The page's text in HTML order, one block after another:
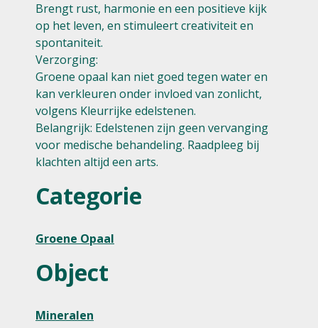
Brengt rust, harmonie en een positieve kijk
op het leven, en stimuleert creativiteit en
spontaniteit.
Verzorging:
Groene opaal kan niet goed tegen water en
kan verkleuren onder invloed van zonlicht,
volgens Kleurrijke edelstenen.
Belangrijk: Edelstenen zijn geen vervanging
voor medische behandeling. Raadpleeg bij
klachten altijd een arts.
Categorie
Groene Opaal
Object
Mineralen